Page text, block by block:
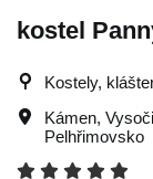
kostel
Kostely,
Kámen,
Pelhřimovsko